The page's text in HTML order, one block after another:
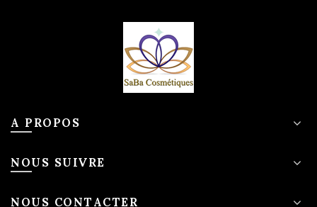
A PROPOS
NOUS SUIVRE